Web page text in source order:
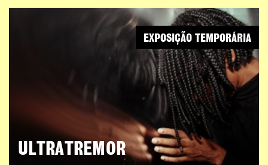
ULTRATREMOR
EXPOSIÇÃO TEMPORÁRIA